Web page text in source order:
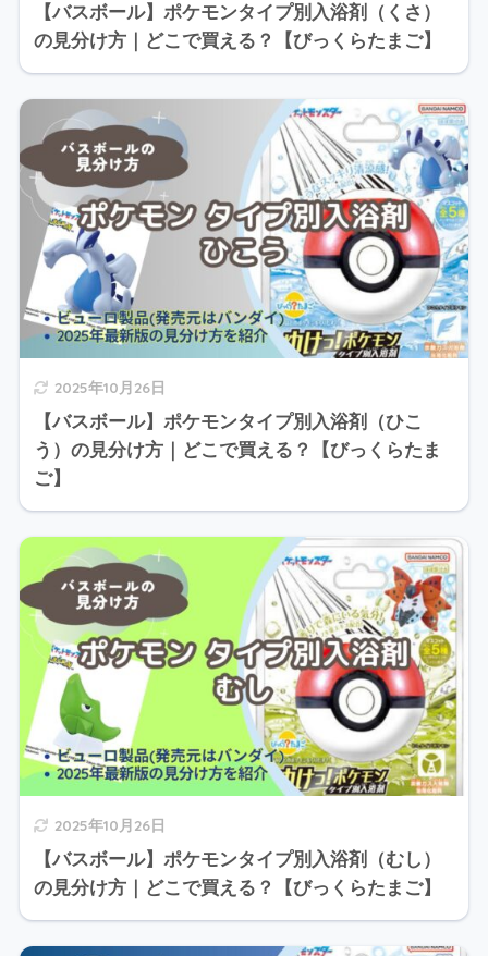
【バスボール】ポケモンタイプ別入浴剤（くさ）
の見分け方｜どこで買える？【びっくらたまご】
2025年10月26日
【バスボール】ポケモンタイプ別入浴剤（ひこ
う）の見分け方｜どこで買える？【びっくらたま
ご】
2025年10月26日
【バスボール】ポケモンタイプ別入浴剤（むし）
の見分け方｜どこで買える？【びっくらたまご】